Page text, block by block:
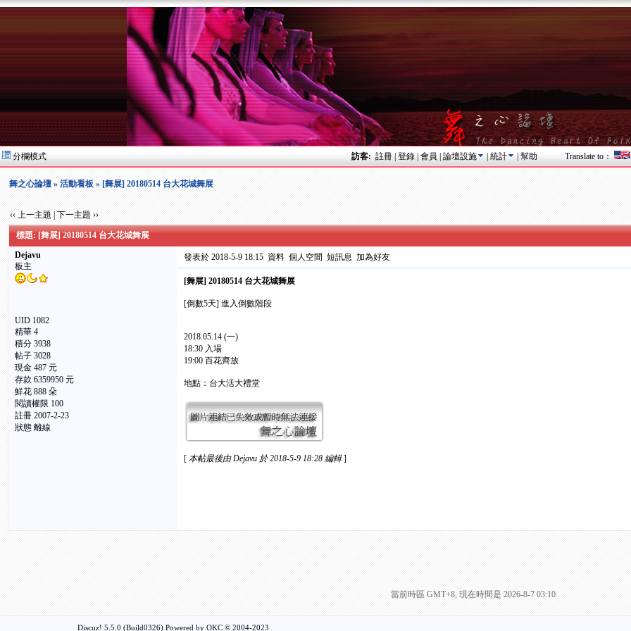
分欄模式 訪客: 註冊| 登錄| 會員 論壇設施 統計 幫助 Translate to：
舞之心論壇 »活動看板 » [舞展] 20180514 台大花城舞展
‹‹ 上一主題 下一主題 ››
標題: [舞展] 20180514 台大花城舞展
Dejavu
板主
UID 1082
精華4
積分 3938
帖子 3028
現金 487 元
存款 6359950 元
鮮花 888 朵
閱讀權限 100
註冊 2007-2-23
狀態 離線
發表於 2018-5-9 18:15 資料 個人空間 短訊息 加為好友
[舞展] 20180514 台大花城舞展
[倒數5天] 進入倒數階段
2018.05.14 (一)
18:30 入場
19:00 百花齊放
地點：台大活大禮堂
[ 本帖最後由 Dejavu 於 2018-5-9 18:28 編輯]
當前時區 GMT+8, 現在時間是 2026-8-7 03:10
Discuz! 5.5.0 (Build0326) Powered by OKC © 2004-2023